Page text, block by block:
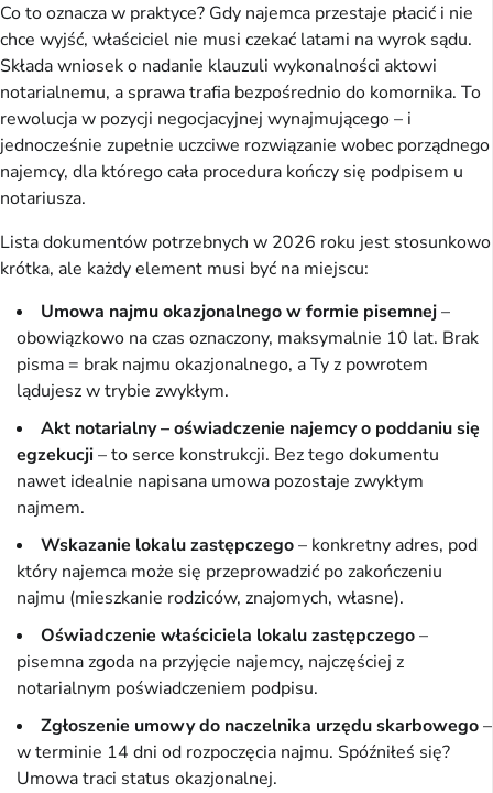
Co to oznacza w praktyce? Gdy najemca przestaje płacić i nie
chce wyjść, właściciel nie musi czekać latami na wyrok sądu.
Składa wniosek o nadanie klauzuli wykonalności aktowi
notarialnemu, a sprawa trafia bezpośrednio do komornika. To
rewolucja w pozycji negocjacyjnej wynajmującego – i
jednocześnie zupełnie uczciwe rozwiązanie wobec porządnego
najemcy, dla którego cała procedura kończy się podpisem u
notariusza.
Lista dokumentów potrzebnych w 2026 roku jest stosunkowo
krótka, ale każdy element musi być na miejscu:
Umowa najmu okazjonalnego w formie pisemnej–
obowiązkowo na czas oznaczony, maksymalnie 10 lat. Brak
pisma = brak najmu okazjonalnego, a Ty z powrotem
lądujesz w trybie zwykłym.
Akt notarialny – oświadczenie najemcy o poddaniu się
egzekucji– to serce konstrukcji. Bez tego dokumentu
nawet idealnie napisana umowa pozostaje zwykłym
najmem.
Wskazanie lokalu zastępczego– konkretny adres, pod
który najemca może się przeprowadzić po zakończeniu
najmu (mieszkanie rodziców, znajomych, własne).
Oświadczenie właściciela lokalu zastępczego–
pisemna zgoda na przyjęcie najemcy, najczęściej z
notarialnym poświadczeniem podpisu.
Zgłoszenie umowy do naczelnika urzędu skarbowego–
w terminie 14 dni od rozpoczęcia najmu. Spóźniłeś się?
Umowa traci status okazjonalnej.